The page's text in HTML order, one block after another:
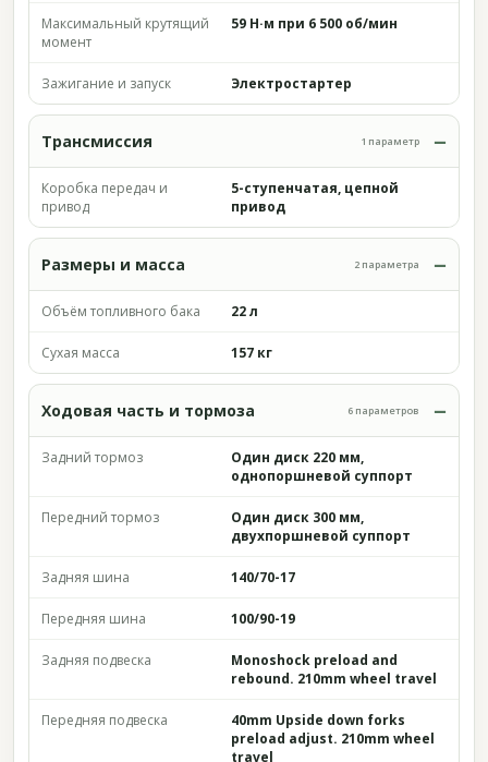
Максимальный крутящий
момент
59 Н·м при 6 500 об/мин
Зажигание и запуск Электростартер
Трансмиссия 1 параметр
Коробка передач и
привод
5-ступенчатая, цепной
привод
Размеры и масса 2 параметра
Объём топливного бака 22 л
Сухая масса 157 кг
Ходовая часть и тормоза 6 параметров
Задний тормоз
Один диск 220 мм,
однопоршневой суппорт
Передний тормоз
Один диск 300 мм,
двухпоршневой суппорт
Задняя шина 140/70-17
Передняя шина 100/90-19
Задняя подвеска
Monoshock preload and
rebound. 210mm wheel travel
Передняя подвеска
40mm Upside down forks
preload adjust. 210mm wheel
travel